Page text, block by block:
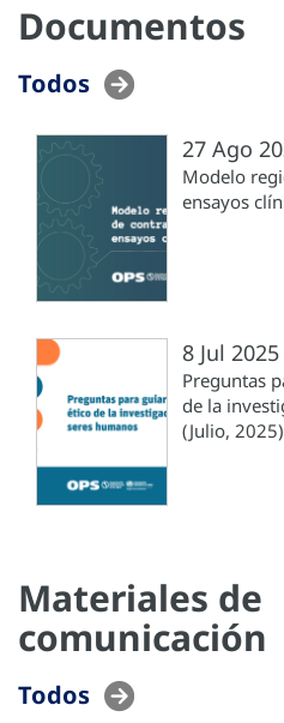
Documentos
Todos
27 Ago
Modelo
ensayos
8 Jul 2025
Preguntas
de la
(Julio, 2025)
Materiales de
comunicación
Todos